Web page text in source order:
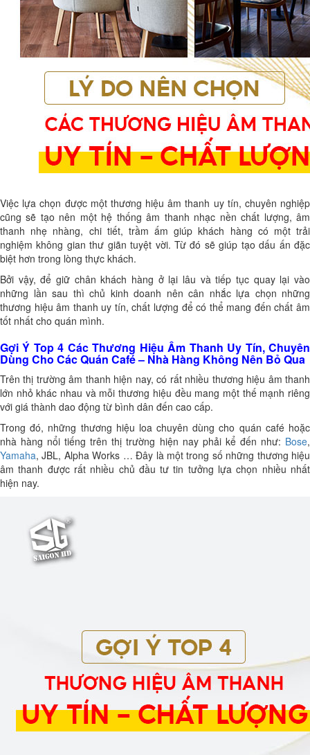
Việc lựa chọn được một thương hiệu âm thanh uy tín, chuyên nghiệp
cũng sẽ tạo nên một hệ thống âm thanh nhạc nền chất lượng, âm
thanh nhẹ nhàng, chi tiết, trầm ấm giúp khách hàng có một trải
nghiệm không gian thư giãn tuyệt vời. Từ đó sẽ giúp tạo dấu ấn đặc
biệt hơn trong lòng thực khách.
Bởi vậy, để giữ chân khách hàng ở lại lâu và tiếp tục quay lại vào
những lần sau thì chủ kinh doanh nên cân nhắc lựa chọn những
thương hiệu âm thanh uy tín, chất lượng để có thể mang đến chất âm
tốt nhất cho quán mình.
Gợi Ý Top 4 Các Thương Hiệu Âm Thanh Uy Tín, Chuyên
Dùng Cho Các Quán Café – Nhà Hàng Không Nên Bỏ Qua
Trên thị trường âm thanh hiện nay, có rất nhiều thương hiệu âm thanh
lớn nhỏ khác nhau và mỗi thương hiệu đều mang một thế mạnh riêng
với giá thành dao động từ bình dân đến cao cấp.
Trong đó, những thương hiệu loa chuyên dùng cho quán café hoặc
nhà hàng nổi tiếng trên thị trường hiện nay phải kể đến như: Bose,
Yamaha, JBL, Alpha Works … Đây là một trong số những thương hiệu
âm thanh được rất nhiều chủ đầu tư tin tưởng lựa chọn nhiều nhất
hiện nay.